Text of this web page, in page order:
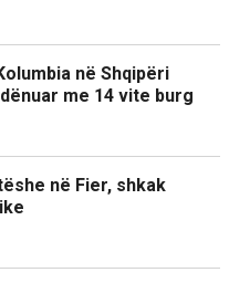
në Shqipëri
me 14 vite burg
në Fier, shkak